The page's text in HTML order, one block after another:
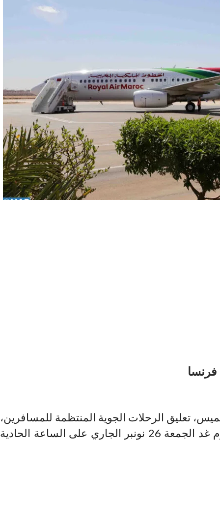
فرنسا
تعليق الرحلات الجوية المنتظمة للمسافرين،
من وإلى فرنسا، وذلك ابتداء من يوم غد الجمعة 26 نونبر الجاري على الساعة الحادية